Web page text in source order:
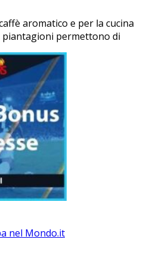
aromatico e per la cucina
piantagioni permettono di
nel Mondo.it